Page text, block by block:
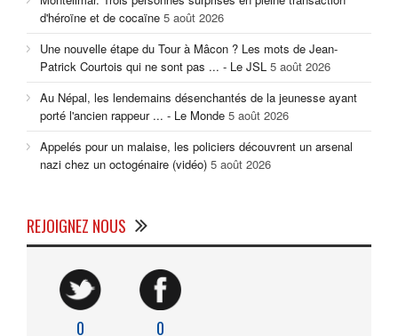
d'héroïne et de cocaïne 5 août 2026
Une nouvelle étape du Tour à Mâcon ? Les mots de Jean-
Patrick Courtois qui ne sont pas ... - Le JSL 5 août 2026
Au Népal, les lendemains désenchantés de la jeunesse ayant
porté l'ancien rappeur ... - Le Monde 5 août 2026
Appelés pour un malaise, les policiers découvrent un arsenal
nazi chez un octogénaire (vidéo) 5 août 2026
REJOIGNEZ NOUS
0 0